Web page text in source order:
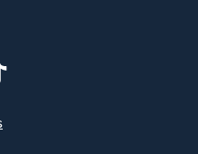
fenêtre)fenêtre)
nouvelle fenêtre)
une nouvelle fenêtre)
dans une nouvelle